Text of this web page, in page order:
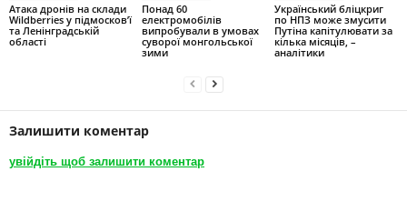
Атака дронів на склади
Wildberries у підмосков’ї
та Ленінградській
області
Понад 60
електромобілів
випробували в умовах
суворої монгольської
зими
Український бліцкриг
по НПЗ може змусити
Путіна капітулювати за
кілька місяців, –
аналітики
Залишити коментар
увійдіть щоб залишити коментар